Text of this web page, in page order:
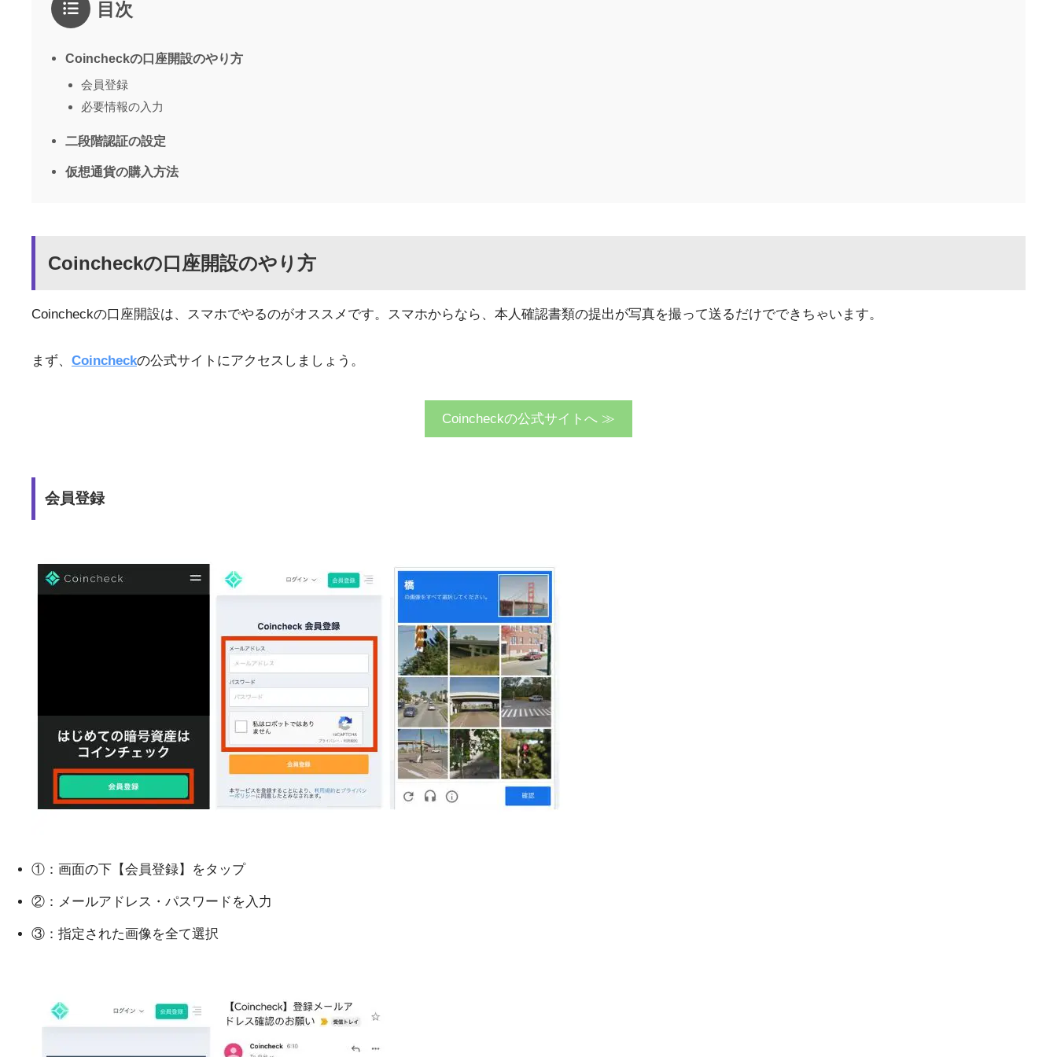
目次
Coincheckの口座開設のやり方
会員登録
必要情報の入力
二段階認証の設定
仮想通貨の購入方法
Coincheckの口座開設のやり方
Coincheckの口座開設は、スマホでやるのがオススメです。スマホからなら、本人確認書類の提出が写真を撮って送るだけでできちゃいます。
まず、 Coincheckの公式サイトにアクセスしましょう。
Coincheckの公式サイトへ ≫
会員登録
①：画面の下【会員登録】をタップ
②：メールアドレス・パスワードを入力
③：指定された画像を全て選択